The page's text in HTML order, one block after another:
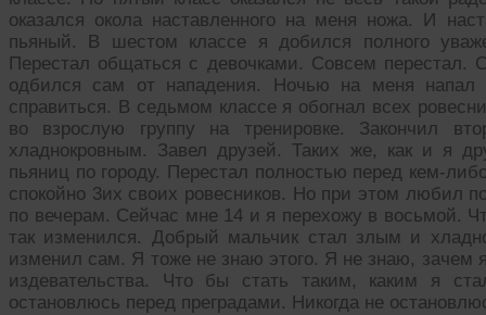
оказался окола наставленного на меня ножа. И
пьяный. В шестом классе я добился полного
Перестал общаться с девочками. Совсем перестал.
одбился сам от нападения. Ночью на меня
справиться. В седьмом классе я обогнал всех
во взрослую группу на тренировке. Закончил
хладнокровным. Завел друзей. Таких же, как и я
пьяниц по городу. Перестал полностью перед кем-
спокойно 3их своих ровесников. Но при этом любил
по вечерам. Сейчас мне 14 и я перехожу в восьмой.
так изменился. Добрый мальчик стал злым и
изменил сам. Я тоже не знаю этого. Я не знаю, зачем
издевательства. Что бы стать таким, каким я
остановлюсь перед преградами. Никогда не